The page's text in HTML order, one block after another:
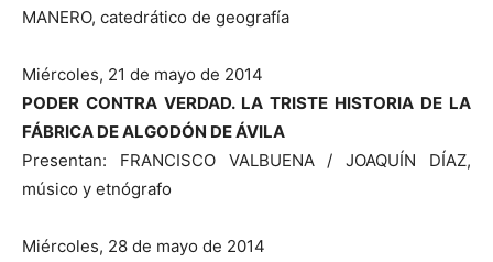
MANERO, catedrático de geografía
Miércoles, 21 de mayo de 2014
PODER CONTRA VERDAD. LA TRISTE HISTORIA DE LA
FÁBRICA DE ALGODÓN DE ÁVILA
Presentan: FRANCISCO VALBUENA / JOAQUÍN DÍAZ,
músico y etnógrafo
Miércoles, 28 de mayo de 2014